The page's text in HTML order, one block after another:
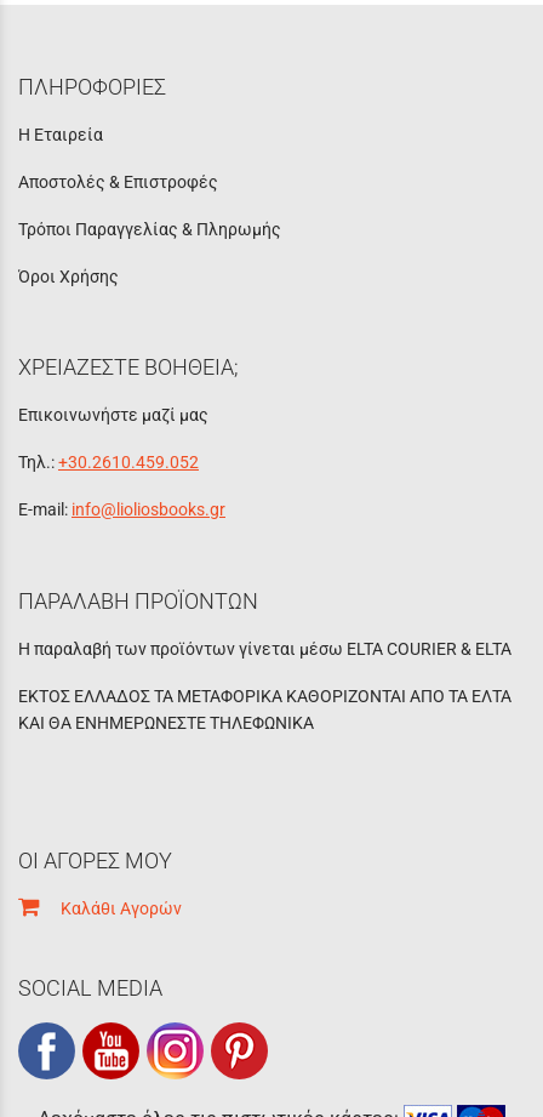
ΠΛΗΡΟΦΟΡΙΕΣ
Η Εταιρεία
Αποστολές & Επιστροφές
Τρόποι Παραγγελίας & Πληρωμής
Όροι Χρήσης
ΧΡΕΙΑΖΕΣΤΕ ΒΟΗΘΕΙΑ;
Επικοινωνήστε μαζί μας
Τηλ.:+30.2610.459.052
E-mail: info@lioliosbooks.gr
ΠΑΡΑΛΑΒΗ ΠΡΟΪΟΝΤΩΝ
Η παραλαβή των προϊόντων γίνεται μέσω ELTA COURIER & ELTA
ΕΚΤΟΣ ΕΛΛΑΔΟΣ ΤΑ ΜΕΤΑΦΟΡΙΚΑ ΚΑΘΟΡΙΖΟΝΤΑΙ ΑΠΟ ΤΑ ΕΛΤΑ
ΚΑΙ ΘΑ ΕΝΗΜΕΡΩΝΕΣΤΕ ΤΗΛΕΦΩΝΙΚΑ
ΟΙ ΑΓΟΡΕΣ ΜΟΥ
Καλάθι Αγορών
SOCIAL MEDIA